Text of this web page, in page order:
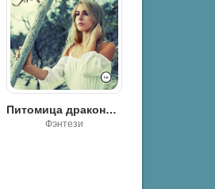
Косухина Наталья - Страсти-мордасти
Фантастика